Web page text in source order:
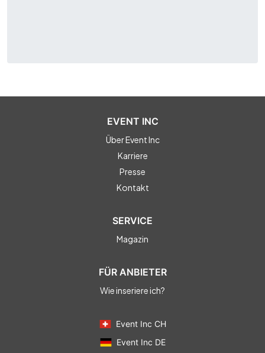
EVENT INC
Über Event Inc
Karriere
Presse
Kontakt
SERVICE
Magazin
FÜR ANBIETER
Wie inseriere ich?
Event Inc CH
Event Inc DE